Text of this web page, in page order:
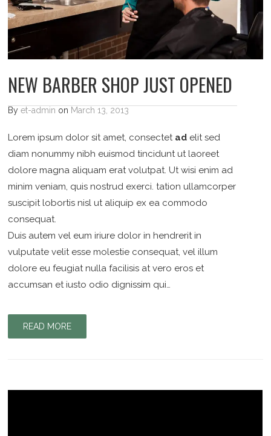
NEW BARBER SHOP JUST OPENED
Byet-admin on March 13, 2013
Lorem ipsum dolor sit amet, consectet ad elit sed
diam nonummy nibh euismod tincidunt ut laoreet
dolore magna aliquam erat volutpat. Ut wisi enim ad
minim veniam, quis nostrud exerci. tation ullamcorper
suscipit lobortis nisl ut aliquip ex ea commodo
consequat.
Duis autem vel eum iriure dolor in hendrerit in
vulputate velit esse molestie consequat, vel illum
dolore eu feugiat nulla facilisis at vero eros et
accumsan et iusto odio dignissim qui…
READ MORE